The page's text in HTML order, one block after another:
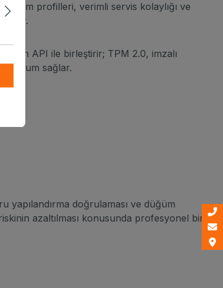
profilleri, verimli servis kolaylığı ve
API ile birleştirir; TPM 2.0, imzalı
uyum sağlar.
yapılandırma doğrulaması ve düğüm
azaltılması konusunda profesyonel bir